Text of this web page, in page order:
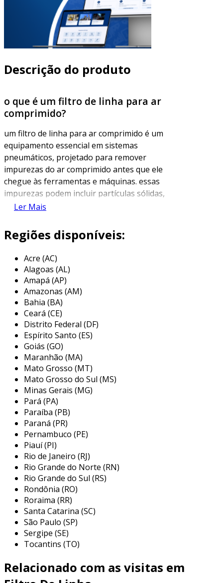
Descrição do produto
o que é um filtro de linha para ar
comprimido?
um filtro de linha para ar comprimido é um
equipamento essencial em sistemas
pneumáticos, projetado para remover
impurezas do ar comprimido antes que ele
chegue às ferramentas e máquinas. essas
impurezas podem incluir partículas sólidas,
água e óleos, que podem prejudicar o
dispositivos. ao garantir a pureza do ar
comprimido, o filtro ajuda a maximizar a
eficiência operacional e a vida útil dos
equipamentos.
os filtros de linha são fabricados em diversos
modelos e tamanhos, atendendo a diferentes
vazões e pressões de ar. normalmente, eles são
instalados logo após o compressor, formando
uma primeira linha de defesa contra
contaminantes. a desidratação do ar
comprimido e a filtragem de partículas são
processos fundamentais que garantem a
qualidade do ar utilizado em aplicações
industriais.
principais tipos de filtros de linha
para ar comprimido
existem diferentes tipos de filtros de linha, cada
um projetado para atender a necessidades
específicas de filtragem e pureza do ar
comprimido. a escolha do filtro adequado
depende de fatores como a aplicação intended,
a qualidade de ar desejada e o tipo de
contaminantes a serem removidos. os
principais tipos incluem:
filtros de partículas:
remover sujeira e detritos sólidos do ar,
incluindo poeira e ferrugem.
Ler Mais
Regiões disponíveis:
Acre (AC)
Alagoas (AL)
Amapá (AP)
Amazonas (AM)
Bahia (BA)
Ceará (CE)
Distrito Federal (DF)
Espírito Santo (ES)
Goiás (GO)
Maranhão (MA)
Mato Grosso (MT)
Mato Grosso do Sul (MS)
Minas Gerais (MG)
Pará (PA)
Paraíba (PB)
Paraná (PR)
Pernambuco (PE)
Piauí (PI)
Rio de Janeiro (RJ)
Rio Grande do Norte (RN)
Rio Grande do Sul (RS)
Rondônia (RO)
Roraima (RR)
Santa Catarina (SC)
São Paulo (SP)
Sergipe (SE)
Tocantins (TO)
Relacionado com as visitas em